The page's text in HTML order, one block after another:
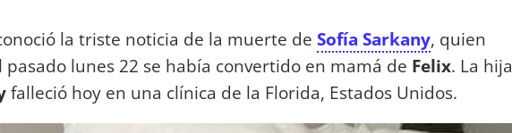
la triste noticia de la muerte de Sofía Sarkany, quien
pasado lunes 22 se había convertido en mamá de Felix. La hija
falleció hoy en una clínica de la Florida, Estados Unidos.